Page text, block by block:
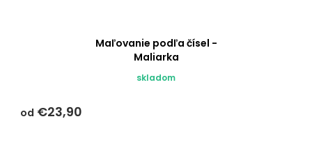
Maľovanie podľa čísel -
Maliarka
skladom
od €23,90